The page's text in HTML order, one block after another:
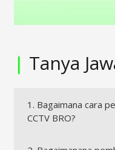
| Tanya
1. Bagaimana cara
CCTV BRO?